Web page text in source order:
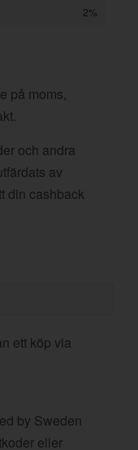
2%
på moms,
och andra
av
din cashback
ett köp via
by Sweden
eller